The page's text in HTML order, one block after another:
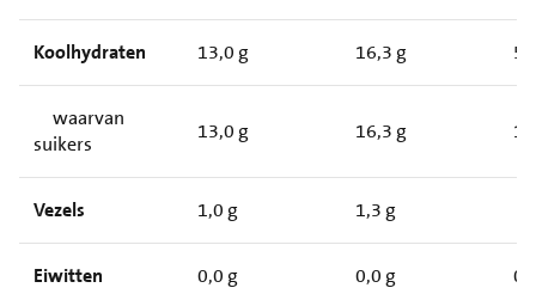
Koolhydraten 13,0 g 16,3 g
waarvan
suikers
13,0 g 16,3 g
Vezels 1,0 g 1,3 g
Eiwitten 0,0 g 0,0 g